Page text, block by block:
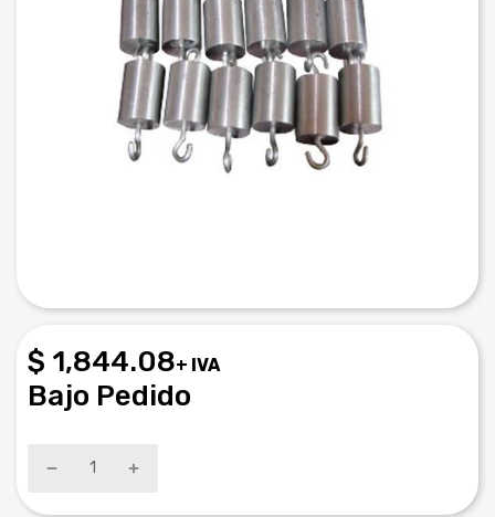
$ 1,844.08+ IVA
Bajo Pedido